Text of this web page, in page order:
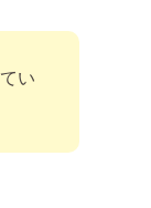
い